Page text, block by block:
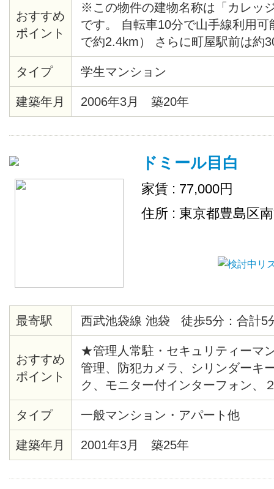
おすすめ
ポイント
※この物件の建物名称は「カレッ
です。 自転車10分で山手線利用可
で約2.4km） さらに町屋駅前は約
ーパー「赤札堂」や駅ビル「セン
ッピングセンターが充実。 家具家
りますので、お好みでお選びくだ
タイプ 学生マンション
建築年月 2006年3月 築20年
ドミール目白
家賃 : 77,000円
住所 : 東京都豊島区
最寄駅 西武池袋線 池袋 徒歩5分：合計5
おすすめ
ポイント
★管理人常駐・セキュリティー
管理、防犯カメラ、シリンダーキ
ク、モニター付インターフォン、
システム給湯、バストイレ別、洗
ー、クッションフロア、各居室照
ト、シューズボックス、エレベー
ー、ゴミ置場、駐輪場、地上デジ
タイプ 一般マンション・アパート他
建築年月 2001年3月 築25年